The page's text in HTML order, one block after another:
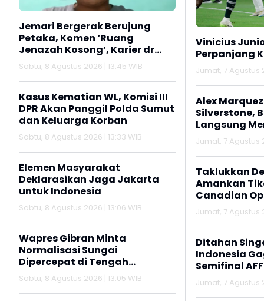
Jemari Bergerak Berujung
Petaka, Komen ‘Ruang
Jenazah Kosong’, Karier dr
Beni di RSUD Ruteng Berakhir
Sabtu, 8 Agustus 2026 | 13:45 WIB
Kasus Kematian WL, Komisi III
DPR Akan Panggil Polda Sumut
dan Keluarga Korban
Sabtu, 8 Agustus 2026 | 13:33 WIB
Elemen Masyarakat
Deklarasikan Jaga Jakarta
untuk Indonesia
Sabtu, 8 Agustus 2026 | 13:06 WIB
Wapres Gibran Minta
Normalisasi Sungai
Dipercepat di Tengah
Pemulihan Pascabencana
Sabtu, 8 Agustus 2026 | 13:05 WIB
Vinicius
Perpanjang
Jumat, 7 Agustus
Alex
Silverstone,
Langsung
Jumat, 7 Agustus
Taklukkan
Amankan
Canadian
Jumat, 7 Agustus
Ditahan
Indonesia
Semifinal
Jumat, 7 Agustus